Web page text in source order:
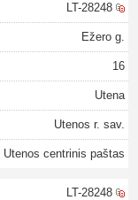
LT-28248
Ežero g.
16
Utena
Utenos r. sav.
Utenos centrinis paštas
LT-28248